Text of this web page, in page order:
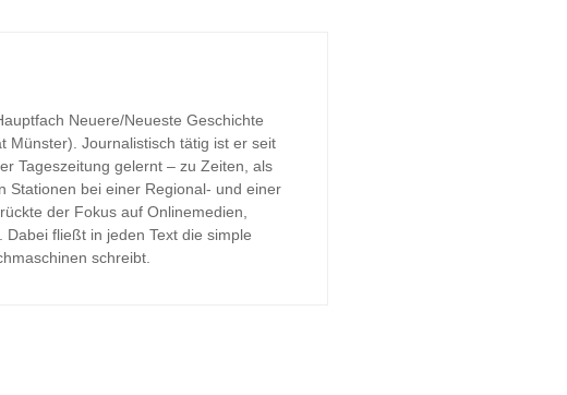
Neuere/Neueste Geschichte
Münster). Journalistisch tätig ist er seit
Tageszeitung gelernt – zu Zeiten, als
Stationen bei einer Regional- und einer
der Fokus auf Onlinemedien,
fließt in jeden Text die simple
schreibt.